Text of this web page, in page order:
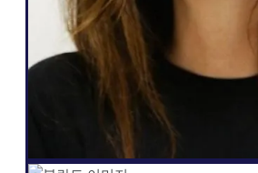
클릭으로 이 모든 것을 할 수
합하기 때문